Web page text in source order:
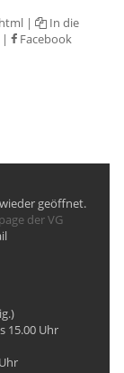
|
In die
| Facebook
geöffnet.
der VG
15.00 Uhr